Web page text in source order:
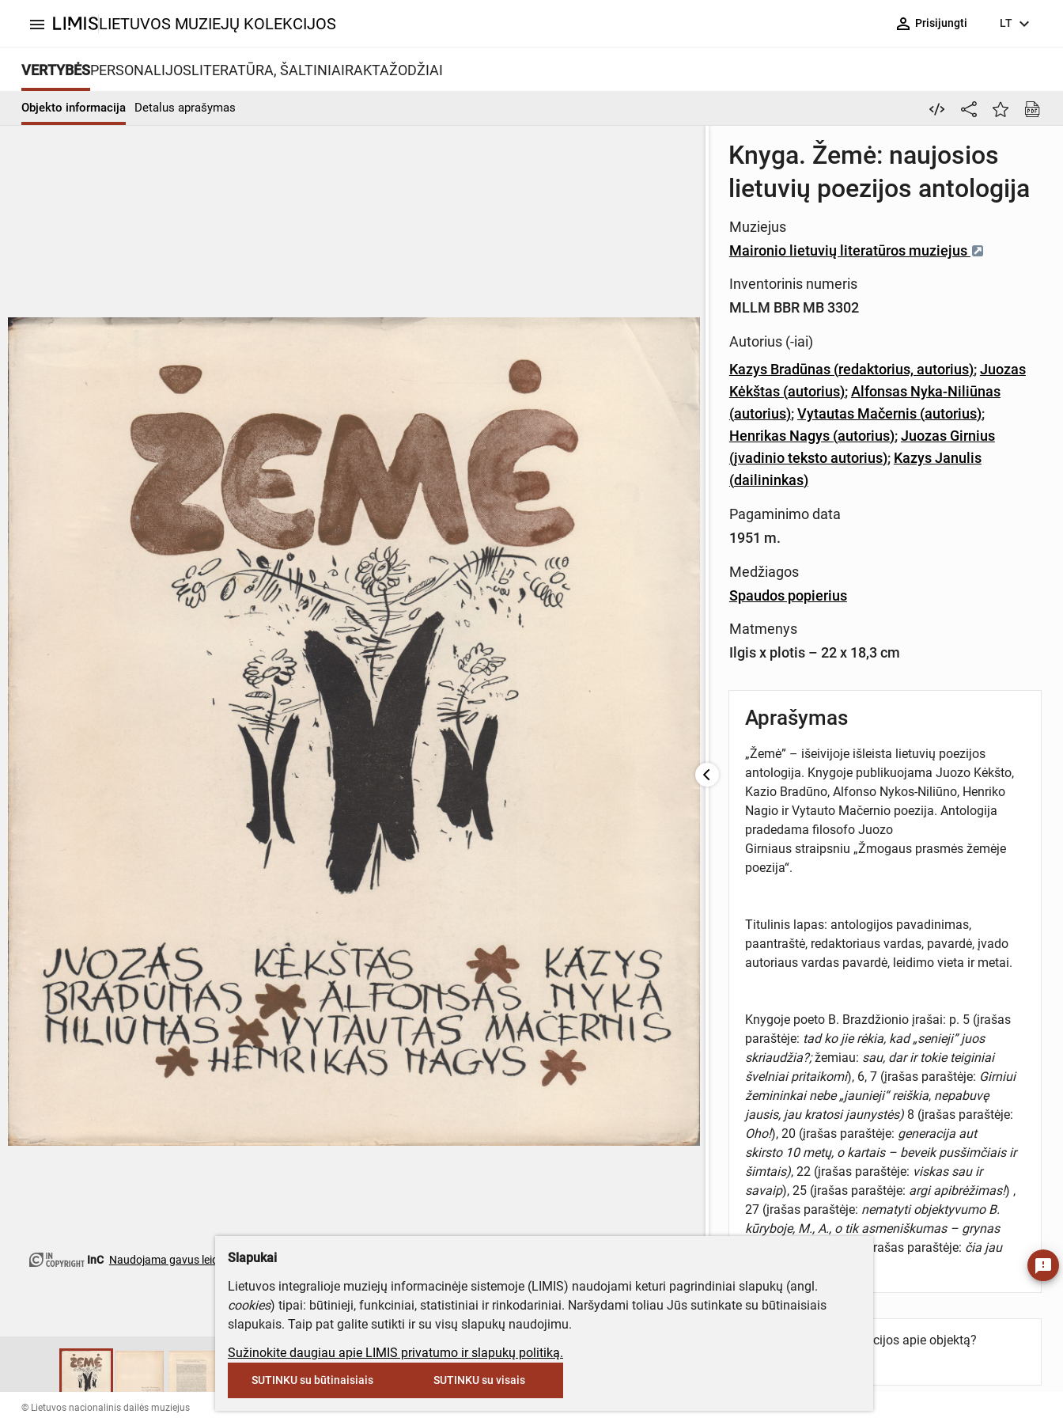
menu LIETUVOS MUZIEJŲ KOLEKCIJOS person_outline Prisijungti LT expand_more
VERTYBĖSPERSONALIJOSLITERATŪRA, ŠALTINIAIRAKTAŽODŽIAI
Objekto informacija Detalus aprašymas
InC Naudojama gavus leidimą
Knyga. Žemė: naujosios
lietuvių poezijos antologija
Muziejus
Maironio lietuvių literatūros muziejus
Inventorinis numeris
MLLM BBR MB 3302
Autorius (-iai)
Kazys Bradūnas (redaktorius, autorius);Juozas
Kėkštas (autorius);Alfonsas Nyka-Niliūnas
(autorius);Vytautas Mačernis (autorius);
Henrikas Nagys (autorius);Juozas Girnius
(įvadinio teksto autorius); Kazys Janulis
(dailininkas)
Pagaminimo data
1951 m.
Medžiagos
Spaudos popierius
Matmenys
Ilgis x plotis – 22 x 18,3 cm
Aprašymas
„Žemė” – išeivijoje išleista lietuvių poezijos
antologija. Knygoje publikuojama Juozo Kėkšto,
Kazio Bradūno, Alfonso Nykos-Niliūno, Henriko
Nagio ir Vytauto Mačernio poezija. Antologija
pradedama filosofo Juozo
Girniaus straipsniu „Žmogaus prasmės žemėje
poezija“.
Titulinis lapas: antologijos pavadinimas,
paantraštė, redaktoriaus vardas, pavardė, įvado
autoriaus vardas pavardė, leidimo vieta ir metai.
Knygoje poeto B. Brazdžionio įrašai: p. 5 (įrašas
paraštėje: tad ko jie rėkia, kad „senieji” juos
skriaudžia?;žemiau: sau, dar ir tokie teiginiai
švelniai pritaikomi), 6, 7 (įrašas paraštėje: Girniui
žemininkai nebe „jaunieji“ reiškia,nepabuvę
jausis, jau kratosi jaunystės)8 (įrašas paraštėje:
Oho!), 20 (įrašas paraštėje: generacija aut
skirsto 10 metų, o kartais – beveik pusšimčiais ir
šimtais), 22 (įrašas paraštėje: viskas sau ir
savaip), 25 (įrašas paraštėje: argi apibrėžimas!) ,
27 (įrašas paraštėje: nematyti objektyvumo B.
kūryboje, M., A., o tik asmeniškumas – grynas
), 184 (įrašas paraštėje: čia jau
Turite daugiau informacijos apie objektą?
© Lietuvos nacionalinis dailės muziejus
feedback
Slapukai
Lietuvos integralioje muziejų informacinėje sistemoje (LIMIS) naudojami keturi pagrindiniai slapukų (angl.
cookies) tipai: būtinieji, funkciniai, statistiniai ir rinkodariniai. Naršydami toliau Jūs sutinkate su būtinaisiais
slapukais. Taip pat galite sutikti ir su visų slapukų naudojimu.
Sužinokite daugiau apie LIMIS privatumo ir slapukų politiką.
SUTINKU su būtinaisiais SUTINKU su visais